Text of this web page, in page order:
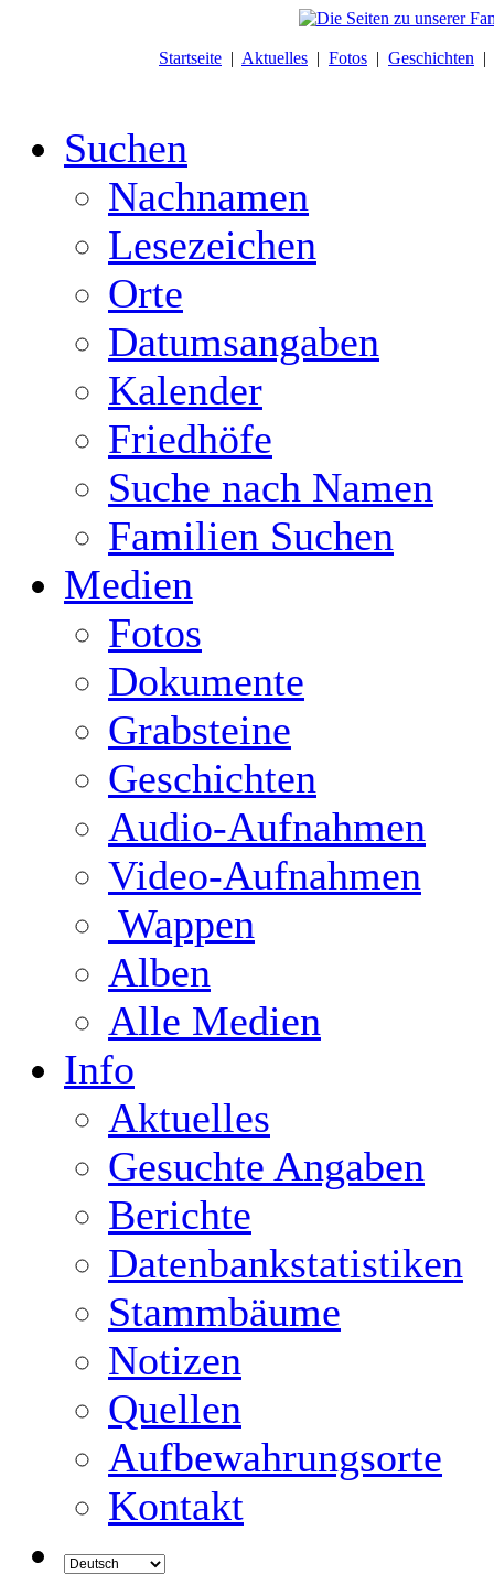
Startseite | Aktuelles | Fotos | Geschichten |
Suchen
Nachnamen
Lesezeichen
Orte
Datumsangaben
Kalender
Friedhöfe
Suche nach Namen
Familien Suchen
Medien
Fotos
Dokumente
Grabsteine
Geschichten
Audio-Aufnahmen
Video-Aufnahmen
Wappen
Alben
Alle Medien
Info
Aktuelles
Gesuchte Angaben
Berichte
Datenbankstatistiken
Stammbäume
Notizen
Quellen
Aufbewahrungsorte
Kontakt